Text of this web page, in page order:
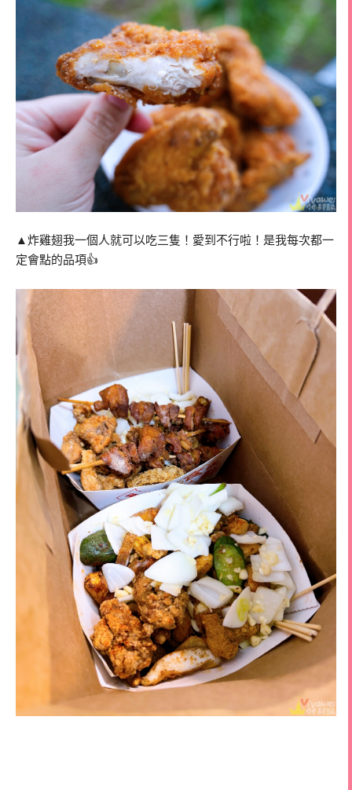
▲炸雞翅我一個人就可以吃三隻！愛到不行啦！是我每次都一
定會點的品項👍